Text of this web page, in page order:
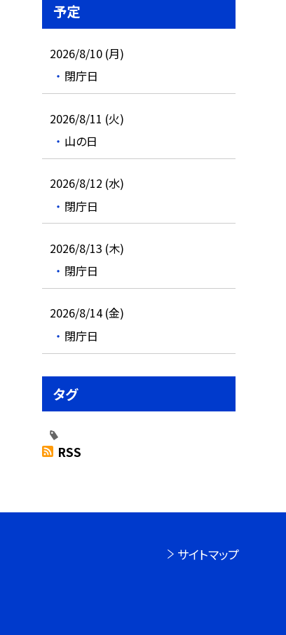
予定
2026/8/10 (月)
閉庁日
2026/8/11 (火)
山の日
2026/8/12 (水)
閉庁日
2026/8/13 (木)
閉庁日
2026/8/14 (金)
閉庁日
タグ
RSS
サイトマップ